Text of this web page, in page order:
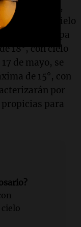
15 de mayo,
y 19°, con cielo
se anticipa
18°, con cielo
de mayo, se
de 15°, con
por
para
cielo